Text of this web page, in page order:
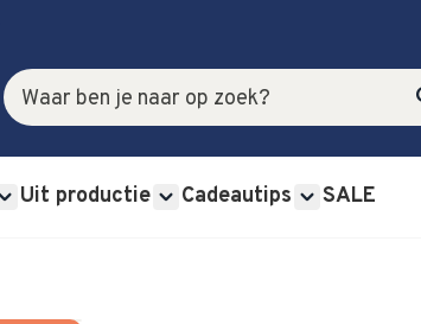
Zoek
Uit productie Cadeautips SALE